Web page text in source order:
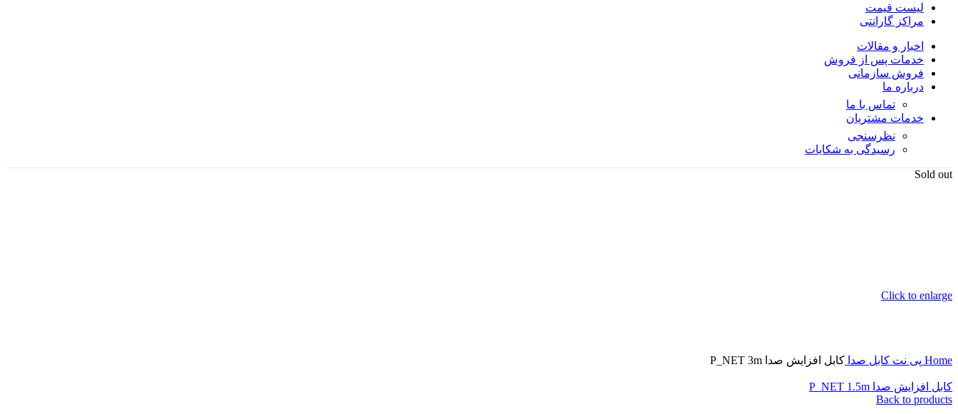
لیست قیمت
مراکز گارانتی
اخبار و مقالات
خدمات پس از فروش
فروش سازمانی
درباره ما
تماس با ما
خدمات مشتریان
نظرسنجی
رسیدگی به شکایات
Sold out
Click to enlarge
Home پی نت کابل صدا کابل افزایش صدا P_NET 3m
کابل افزایش صدا P_NET 1.5m
Back to products